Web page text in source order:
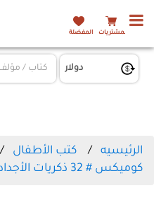
المشتريات المفضلة
الرئيسيه كتب الأطفال
كوميكس # 32 ذكريات الأجداد